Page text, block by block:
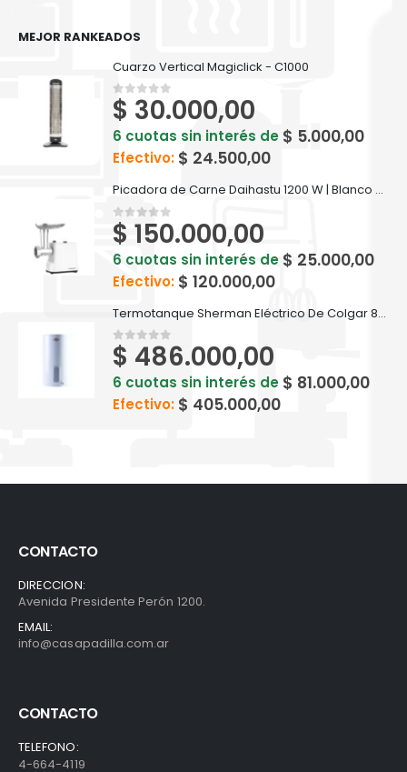
MEJOR RANKEADOS
Cuarzo Vertical Magiclick - C1000
0out of 5
$ 30.000,00
6 cuotas sin interés de $ 5.000,00
Efectivo: $ 24.500,00
Picadora de Carne Daihastu 1200 W | Blanco - D-PI1200
0out of 5
$ 150.000,00
6 cuotas sin interés de $ 25.000,00
Efectivo: $ 120.000,00
Termotanque Sherman Eléctrico De Colgar 85 Litros - TECC085ESHK2
0out of 5
$ 486.000,00
6 cuotas sin interés de $ 81.000,00
Efectivo: $ 405.000,00
CONTACTO
DIRECCION:
Avenida Presidente Perón 1200.
EMAIL:
info@casapadilla.com.ar
CONTACTO
TELEFONO:
4-664-4119